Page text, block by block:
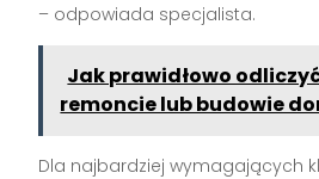
– odpowiada specjalista.
Jak prawidłowo
remoncie lub budowie
Dla najbardziej wymagających